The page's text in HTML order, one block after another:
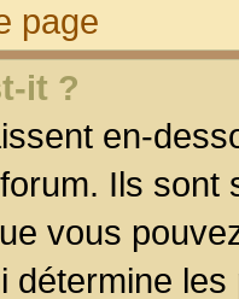
page
it ?
en-
Ils
vous
détermine